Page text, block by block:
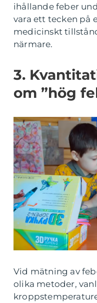
ihållande feber
vara ett tecken på
medicinskt
närmare.
3.
om ”hög
Vid mätning av
olika metoder,